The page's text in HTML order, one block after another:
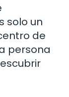
solo un
de
persona